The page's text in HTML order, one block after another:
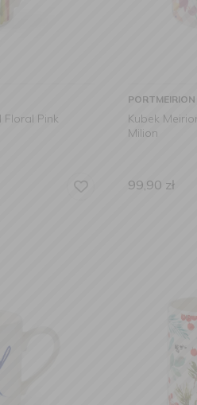
Floral Pink
PORTMEIRION
Kubek
Milion
99,90 zł